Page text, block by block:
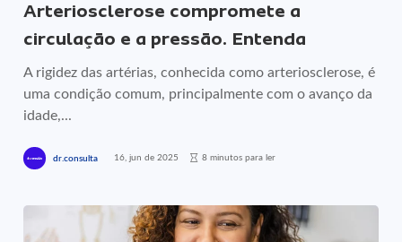
Arteriosclerose compromete a
circulação e a pressão. Entenda
A rigidez das artérias, conhecida como arteriosclerose, é
uma condição comum, principalmente com o avanço da
idade,...
dr.consulta 16, jun de 2025 8 minutos para ler